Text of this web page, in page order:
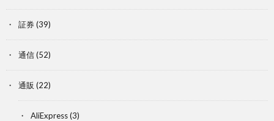
証券(39)
通信(52)
通販 (22)
AliExpress(3)